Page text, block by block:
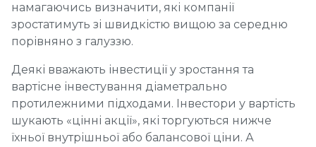
намагаючись визначити, які компанії
зростатимуть зі швидкістю вищою за середню
порівняно з галуззю.
Деякі вважають інвестиції у зростання та
вартісне інвестування діаметрально
протилежними підходами. Інвестори у вартість
шукають «цінні акції», які торгуються нижче
їхньої внутрішньої або балансової ціни. А